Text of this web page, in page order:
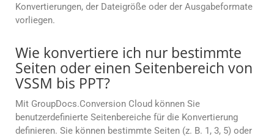
Konvertierungen, der Dateigröße oder der Ausgabeformate
vorliegen.
Wie konvertiere ich nur bestimmte
Seiten oder einen Seitenbereich von
VSSM bis PPT?
Mit GroupDocs.Conversion Cloud können Sie
benutzerdefinierte Seitenbereiche für die Konvertierung
definieren. Sie können bestimmte Seiten (z. B. 1, 3, 5) oder